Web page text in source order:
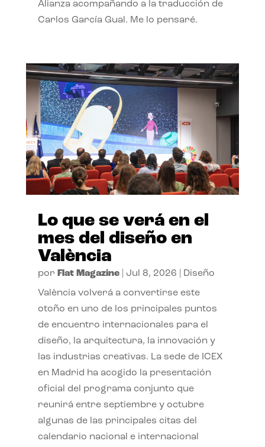
Alianza acompañando a la traducción de
Carlos García Gual. Me lo pensaré.
Lo que se verá en el
mes del diseño en
València
por Flat Magazine| Jul 8, 2026 Diseño
València volverá a convertirse este
otoño en uno de los principales puntos
de encuentro internacionales para el
diseño, la arquitectura, la innovación y
las industrias creativas. La sede de ICEX
en Madrid ha acogido la presentación
oficial del programa conjunto que
reunirá entre septiembre y octubre
algunas de las principales citas del
calendario nacional e internacional